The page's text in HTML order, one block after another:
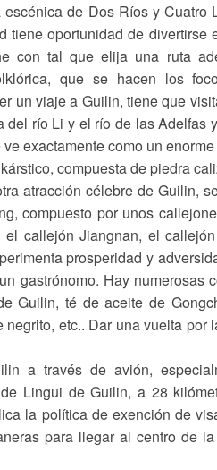
de Dos Ríos y Cuatro
tiene oportunidad de
con tal que elija una ruta
que se hacen los
un viaje a Guilin, tiene que
del río Li y el río de las Adelfas
exactamente como un
compuesta de piedra
atracción célebre de Guilin,
compuesto por unos
callejón Jiangnan, el
prosperidad y
gastrónomo. Hay numerosas
Guilin, té de aceite de
etc.. Dar una vuelta
a través de avión,
Lingui de Guilin, a 28
la política de exención de
para llegar al centro de